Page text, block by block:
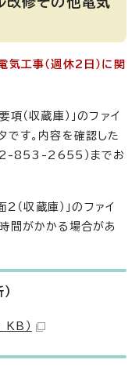
気工事（週休2日）に関
（収蔵庫）」のファイ
です。内容を確認した
853-2655）までお
（収蔵庫）」のファイ
間がかかる場合があ
KB）